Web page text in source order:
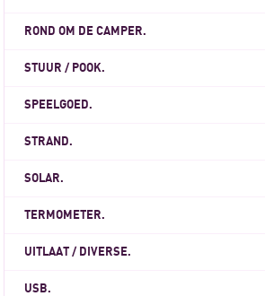
ROND OM DE CAMPER.
STUUR / POOK.
SPEELGOED.
STRAND.
SOLAR.
TERMOMETER.
UITLAAT / DIVERSE.
USB.